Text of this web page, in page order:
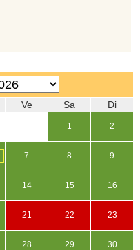
Ve Sa Di
1 2
7 8 9
14 15 16
21 22 23
28 29 30